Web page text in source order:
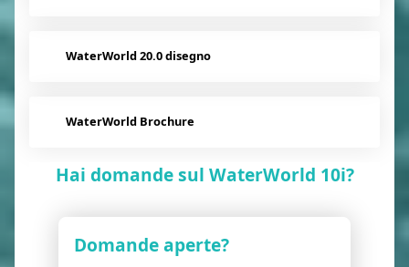
WaterWorld 20.0 disegno
WaterWorld Brochure
Hai domande sul WaterWorld 10i?
Domande aperte?